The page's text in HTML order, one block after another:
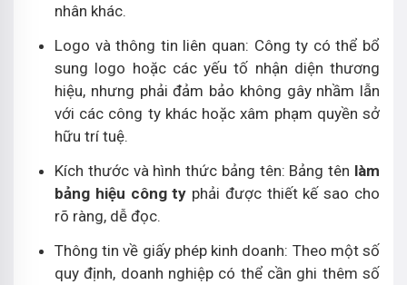
nhân khác.
Logo và thông tin liên quan: Công ty có thể bổ
sung logo hoặc các yếu tố nhận diện thương
hiệu, nhưng phải đảm bảo không gây nhầm lẫn
với các công ty khác hoặc xâm phạm quyền sở
hữu trí tuệ.
Kích thước và hình thức bảng tên: Bảng tên làm
bảng hiệu công ty phải được thiết kế sao cho
rõ ràng, dễ đọc.
Thông tin về giấy phép kinh doanh: Theo một số
quy định, doanh nghiệp có thể cần ghi thêm số